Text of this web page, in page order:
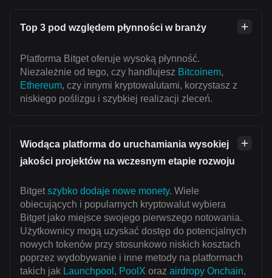
Top 3 pod względem płynności w branży
Platforma Bitget oferuje wysoką płynność.
Niezależnie od tego, czy handlujesz Bitcoinem,
Ethereum, czy innymi kryptowalutami, korzystasz z
niskiego poślizgu i szybkiej realizacji zleceń.
Wiodąca platforma do uruchamiania wysokiej
jakości projektów na wczesnym etapie rozwoju
Bitget szybko dodaje nowe monety. Wiele
obiecujących i popularnych kryptowalut wybiera
Bitget jako miejsce swojego pierwszego notowania.
Użytkownicy mogą uzyskać dostęp do potencjalnych
nowych tokenów przy stosunkowo niskich kosztach
poprzez wydobywanie i inne metody na platformach
takich jak Launchpool , PoolX oraz airdropy Onchain,